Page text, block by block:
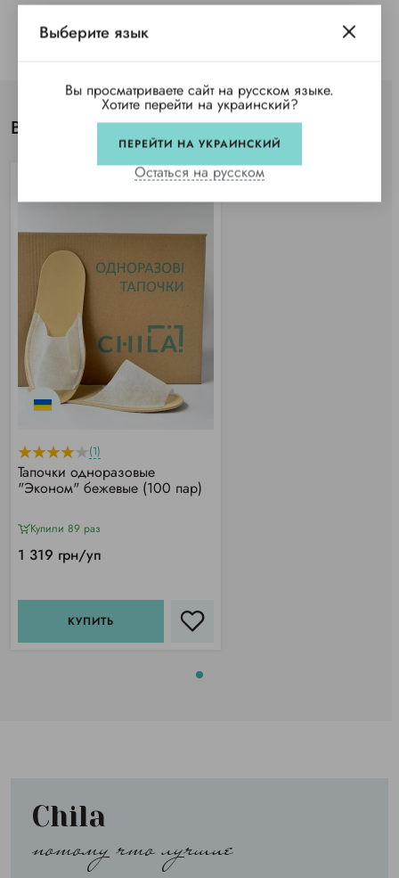
Вы просматривали
(1)
Тапочки одноразовые
"Эконом" бежевые (100 пар)
Купили 89 раз
1 319 грн/уп
КУПИТЬ
Chila
потому что лучшие
Выберите язык
Вы просматриваете сайт на русском языке.
Хотите перейти на украинский?
ПЕРЕЙТИ НА УКРАИНСКИЙ
Остаться на русском